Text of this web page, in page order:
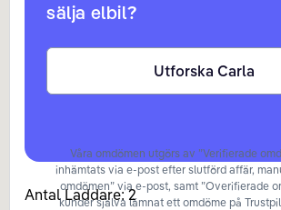
sälja elbil?
Utforska Carla
Våra omdömen utgörs av ”Verifierade
inhämtats via e-post efter slutförd affär,
omdömen” via e-post, samt ”Overifierade
kunder själva lämnat ett omdöme på
Antal Laddare:2